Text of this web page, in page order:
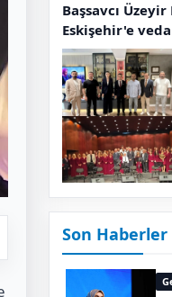
Başsavcı
Eskişehir'e
Son Haberler